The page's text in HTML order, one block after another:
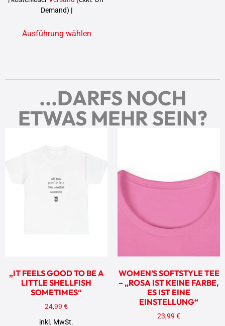
Demand) |
Ausführung wählen
...DARFS NOCH
ETWAS MEHR SEIN?
„IT FEELS GOOD TO BE A
LITTLE SHELLFISH
SOMETIMES“
24,99 €
inkl. MwSt.
WOMEN’S SOFTSTYLE TEE
– „ROSA IST KEINE FARBE,
ES IST EINE
EINSTELLUNG“
23,99 €